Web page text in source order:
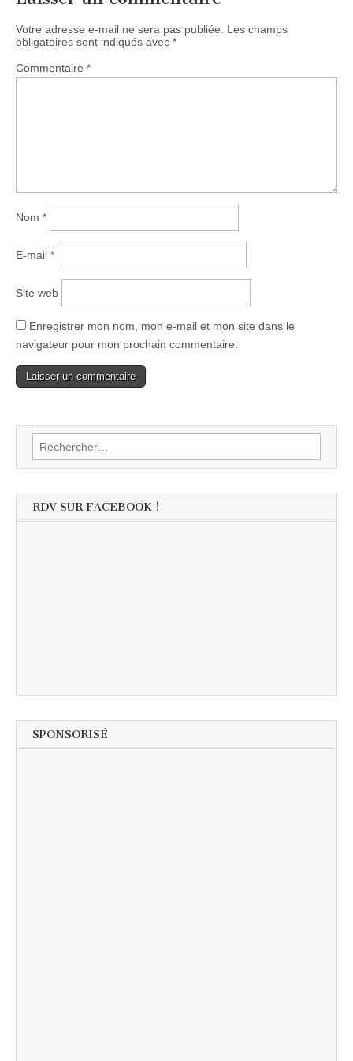
Votre adresse e-mail ne sera pas publiée.
Les champs
obligatoires sont indiqués avec *
Commentaire *
Nom *
E-mail *
Site web
Enregistrer mon nom, mon e-mail et mon site dans le
navigateur pour mon prochain commentaire.
Rechercher :
RDV SUR FACEBOOK !
SPONSORISÉ